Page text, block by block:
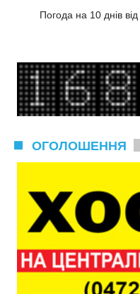
Погода на 10 днів від
ОГОЛОШЕННЯ